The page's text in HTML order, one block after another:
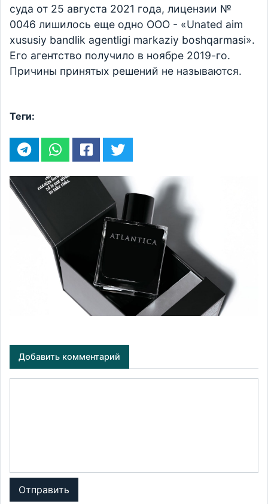
суда от 25 августа 2021 года, лицензии №
0046 лишилось еще одно ООО - «Unated aim
xususiy bandlik agentligi markaziy boshqarmasi».
Его агентство получило в ноябре 2019-го.
Причины принятых решений не называются.
Теги:
Добавить комментарий
Отправить